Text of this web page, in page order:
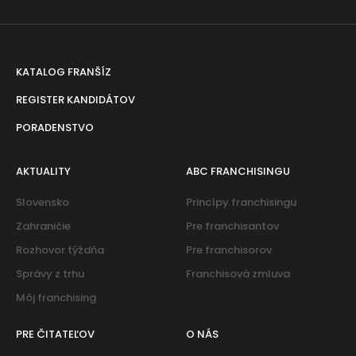
KATALOG FRANŠÍZ
REGISTER KANDIDÁTOV
PORADENSTVO
AKTUALITY
Slovensko
Zahraničie
Rozhovor týždňa
Správy z trhu
Môj franchising
ABC FRANCHISINGU
Princípy franchisingu
Pre franchisantov
Pre franchisorov
Franchisová zmluva
PRE ČITATEĽOV O NÁS